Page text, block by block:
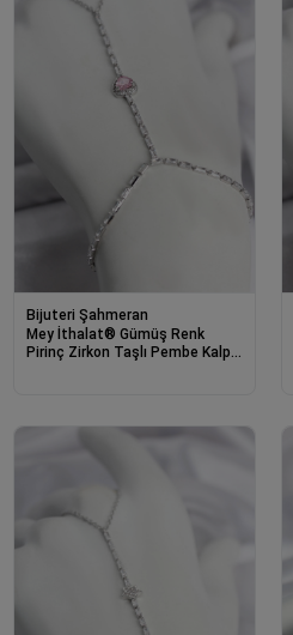
Bijuteri Şahmeran
Mey İthalat® Gümüş Renk
Pirinç Zirkon Taşlı Pembe Kalp